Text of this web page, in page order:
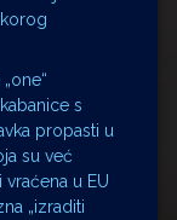
s
propasti u
su već
u EU
„izraditi